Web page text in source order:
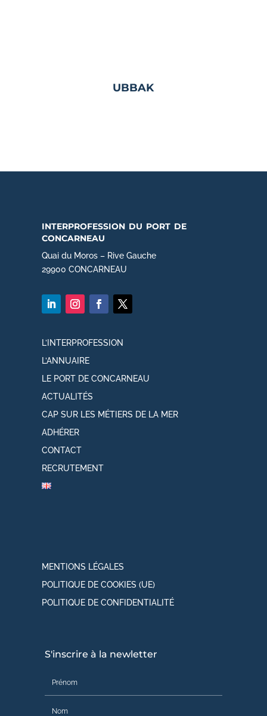
UBBAK
interprofession du port de
concarneau
Quai du Moros – Rive Gauche
29900 CONCARNEAU
L’INTERPROFESSION
L’ANNUAIRE
LE PORT DE CONCARNEAU
ACTUALITÉS
CAP SUR LES MÉTIERS DE LA MER
ADHÉRER
CONTACT
RECRUTEMENT
MENTIONS LÉGALES
POLITIQUE DE COOKIES (UE)
POLITIQUE DE CONFIDENTIALITÉ
S'inscrire à la newletter